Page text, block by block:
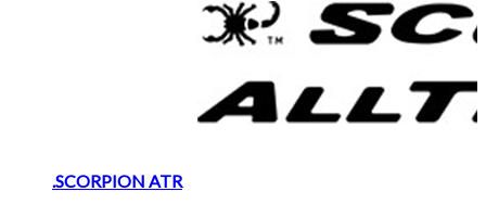
.SCORPION ATR